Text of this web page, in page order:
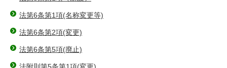
法第6条第1項(名称変更等)
法第6条第2項(変更)
法第6条第5項(廃止)